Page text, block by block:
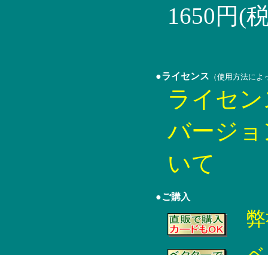
1650円(
●ライセンス （使用方法に
ライセ
バージ
いて
●ご購入